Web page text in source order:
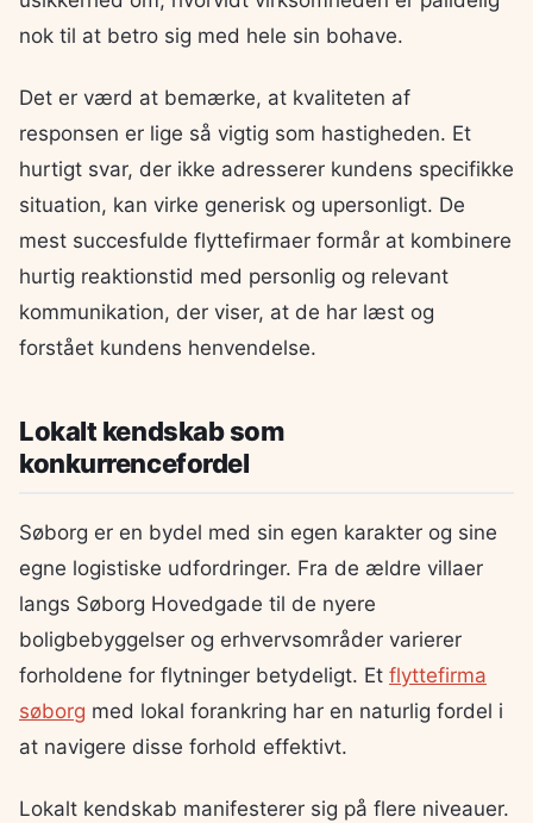
nok til at betro sig med hele sin bohave.
Det er værd at bemærke, at kvaliteten af
responsen er lige så vigtig som hastigheden. Et
hurtigt svar, der ikke adresserer kundens specifikke
situation, kan virke generisk og upersonligt. De
mest succesfulde flyttefirmaer formår at kombinere
hurtig reaktionstid med personlig og relevant
kommunikation, der viser, at de har læst og
forstået kundens henvendelse.
Lokalt kendskab som
konkurrencefordel
Søborg er en bydel med sin egen karakter og sine
egne logistiske udfordringer. Fra de ældre villaer
langs Søborg Hovedgade til de nyere
boligbebyggelser og erhvervsområder varierer
forholdene for flytninger betydeligt. Et flyttefirma
søborg med lokal forankring har en naturlig fordel i
at navigere disse forhold effektivt.
Lokalt kendskab manifesterer sig på flere niveauer.